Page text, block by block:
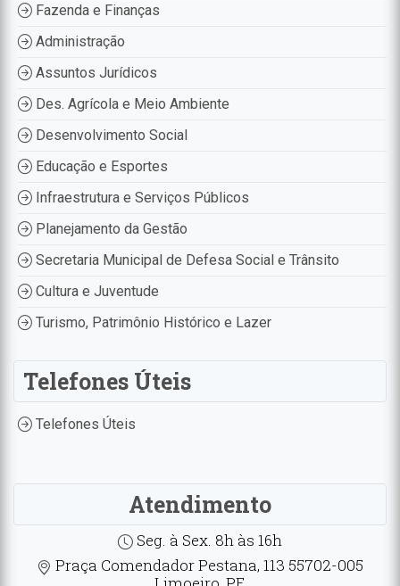
Fazenda e Finanças
Administração
Assuntos Jurídicos
Des. Agrícola e Meio Ambiente
Desenvolvimento Social
Educação e Esportes
Infraestrutura e Serviços Públicos
Planejamento da Gestão
Secretaria Municipal de Defesa Social e Trânsito
Cultura e Juventude
Turismo, Patrimônio Histórico e Lazer
Telefones Úteis
Telefones Úteis
Atendimento
Seg. à Sex. 8h às 16h
Praça Comendador Pestana, 113 55702-005